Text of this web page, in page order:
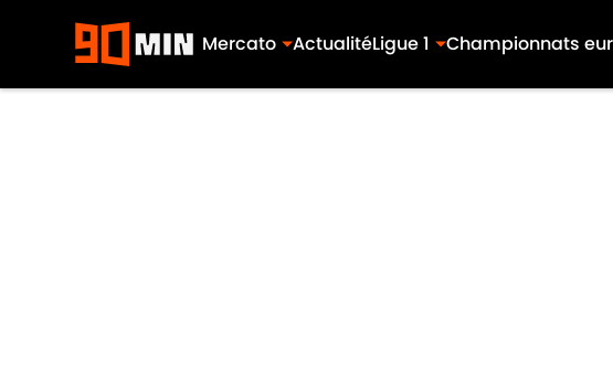
Mercato ActualitéLigue 1 Championnats